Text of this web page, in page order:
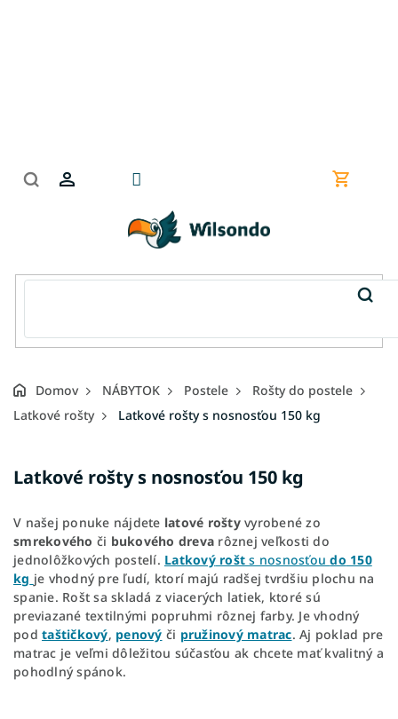
Domov NÁBYTOK Postele
Rošty do postele
Latkové rošty
Latkové rošty s nosnosťou 150 kg
Latkové rošty s nosnosťou 150 kg
V našej ponuke nájdete latové roštyvyrobené zo
smrekového či bukového dreva rôznej veľkosti do
jednolôžkových postelí. Latkový rošt s nosnosťoudo 150
kg je vhodný pre ľudí, ktorí majú radšej tvrdšiu plochu na
spanie. Rošt sa skladá z viacerých latiek, ktoré sú
previazané textilnými popruhmi rôznej farby. Je vhodný
pod taštičkový, penový či pružinový matrac. Aj poklad pre
matrac je veľmi dôležitou súčasťou ak chcete mať kvalitný a
pohodlný spánok.